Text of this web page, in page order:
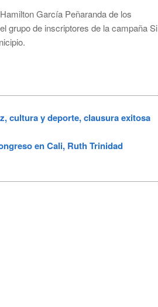
García Peñaranda de los
grupo de inscriptores de la campaña Si
cultura y deporte, clausura exitosa
en Cali, Ruth Trinidad